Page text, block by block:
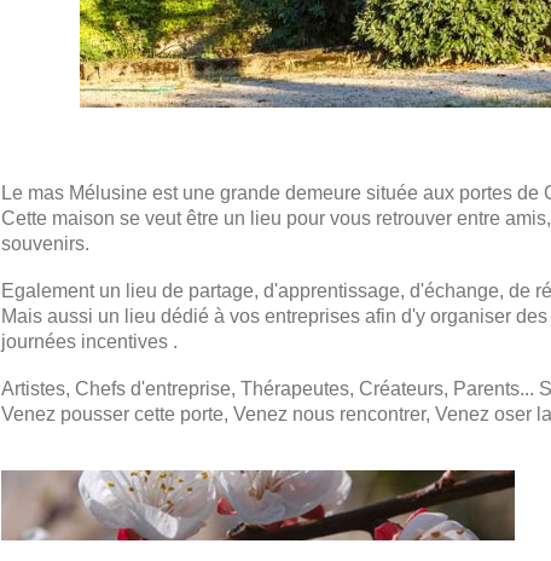
Le mas Mélusine est une grande demeure située aux portes
Cette maison se veut être un lieu pour vous retrouver entre
souvenirs.
Egalement un lieu de partage, d'apprentissage, d'échange, de
Mais aussi un lieu dédié à vos entreprises afin d'y organiser
journées incentives .
Artistes, Chefs d'entreprise, Thérapeutes, Créateurs, Parents...
Venez pousser cette porte, Venez nous rencontrer, Venez oser